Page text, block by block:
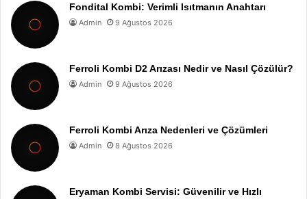
Fondital Kombi: Verimli Isıtmanın Anahtarı
Admin 9 Ağustos 2026
Ferroli Kombi D2 Arızası Nedir ve Nasıl Çözülür?
Admin 9 Ağustos 2026
Ferroli Kombi Arıza Nedenleri ve Çözümleri
Admin 8 Ağustos 2026
Eryaman Kombi Servisi: Güvenilir ve Hızlı